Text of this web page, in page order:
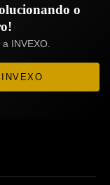
o
INVEXO.